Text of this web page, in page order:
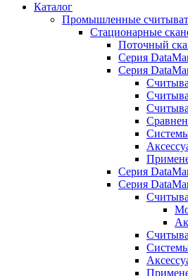
Каталог
Промышленные
Стационарные
Поточный
Серия
Cерия
Серия
Серия